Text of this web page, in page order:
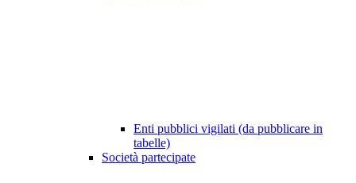
Enti pubblici vigilati (da pubblicare in
tabelle)
Società partecipate